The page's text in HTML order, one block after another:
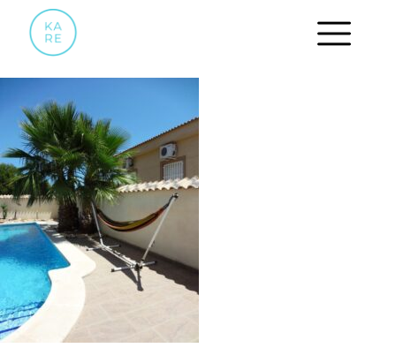
11 RELAXEN IN DE HANGMAT